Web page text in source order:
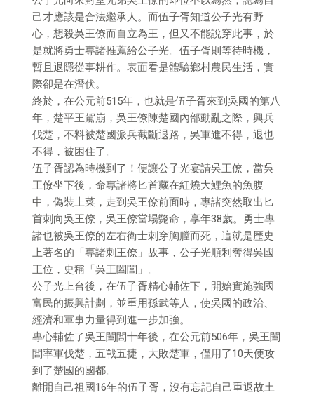
己才應該是合法繼承人。而伍子胥知道公子光有野
心，想殺吳王僚而自立為王，但又不能說穿此事，於
是就將勇士專諸推薦給公子光。伍子胥則等待時機，
暫且退隱從事耕作。表面看是體驗鄉村農民生活，實
際卻是在潛伏。
終於，在公元前515年，也就是伍子胥來到吳國的第八
年，楚平王駕崩，吳王僚陳楚國內部動亂之際，興兵
伐楚，不料被楚國派兵截斷退路，吳軍進不得，退也
不得，被困住了。
伍子胥認為時機到了！便讓公子光宴請吳王僚，當吳
王僚坐下後，命專諸將匕首藏在紅燒大鯉魚的魚腹
中，偽裝上菜，走到吳王僚前面時，專諸突然取出匕
首刺向吳王僚，吳王僚當場斃命，享年38歲。勇士專
諸也被吳王僚的左右衛士刺穿胸膛而死，這就是歷史
上著名的「專諸刺王僚」故事，公子光順利奪得吳國
王位，史稱「吳王闔閭」。
公子光上台後，在伍子胥精心輔佐下，開始實施強國
富民的振興計劃，並重用孫武等人，使吳國的政治、
經濟和軍事力量得到進一步加強。
專心輔佐了吳王闔閭十年後，在公元前506年，吳王闔
閭率軍伐楚，五戰五捷，大敗楚軍，僅用了10天便攻
到了楚國的國都。
離開自己祖國16年的伍子胥，沒有忘記自己重返故土